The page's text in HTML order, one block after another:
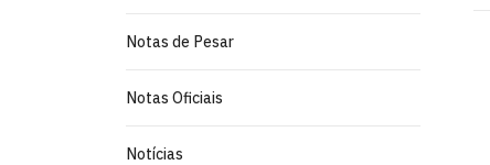
Notas de Pesar
Notas Oficiais
Notícias